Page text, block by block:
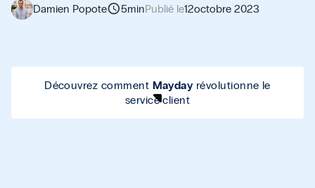
Damien Popoteschedule5minPublié le12octobre 2023
Découvrez comment Maydayrévolutionne le
service client